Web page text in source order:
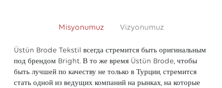
Misyonumuz Vizyonumuz
Üstün Brode Tekstil всегда стремится быть оригинальным
под брендом Bright. В то же время Üstün Brode, чтобы
быть лучшей по качеству не только в Турции, стремится
стать одной из ведущих компаний на рынках, на которые